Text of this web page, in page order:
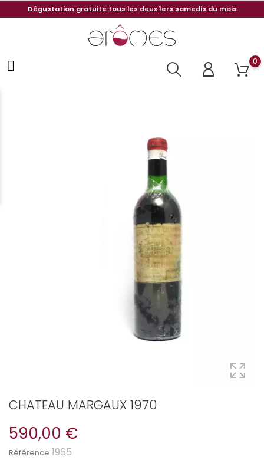
Dégustation gratuite tous les deux 1ers samedis du mois
0
CHATEAU MARGAUX 1970
590,00 €
Référence 1965